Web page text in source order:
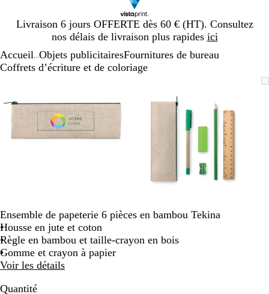
Livraison 6 jours OFFERTE dès 60 € (HT). Consultez
nos délais de livraison plus rapides ici
Diapositive
1
Accueil Objets publicitairesFournitures de bureau
Coffrets d’écriture et de coloriage
minimum
développer
touches
plus
et
moins
fléchées
pour
faire
défiler
minimum
développer
touches
et
moins
pour
zoomer
fléchées
sur
Ensemble de papeterie 6 pièces en bambou Tekina
Housse en jute et coton
Règle en bambou et taille-crayon en bois
Gomme et crayon à papier
Voir les détails
Quantité